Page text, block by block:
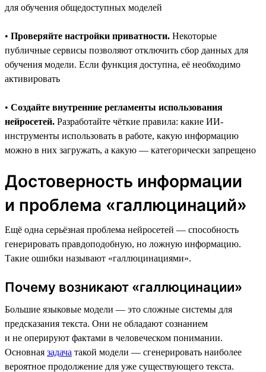
для обучения общедоступных моделей
• Проверяйте настройки приватности. Некоторые
публичные сервисы позволяют отключить сбор данных для
обучения модели. Если функция доступна, её необходимо
активировать
• Создайте внутренние регламенты использования
нейросетей. Разработайте чёткие правила: какие ИИ-
инструменты использовать в работе, какую информацию
можно в них загружать, а какую — категорически запрещено
Достоверность информации
и проблема «галлюцинаций»
Ещё одна серьёзная проблема нейросетей — способность
генерировать правдоподобную, но ложную информацию.
Такие ошибки называют «галлюцинациями».
Почему возникают «галлюцинации»
Большие языковые модели — это сложные системы для
предсказания текста. Они не обладают сознанием
и не оперируют фактами в человеческом понимании.
Основная задача такой модели — сгенерировать наиболее
вероятное продолжение для уже существующего текста.